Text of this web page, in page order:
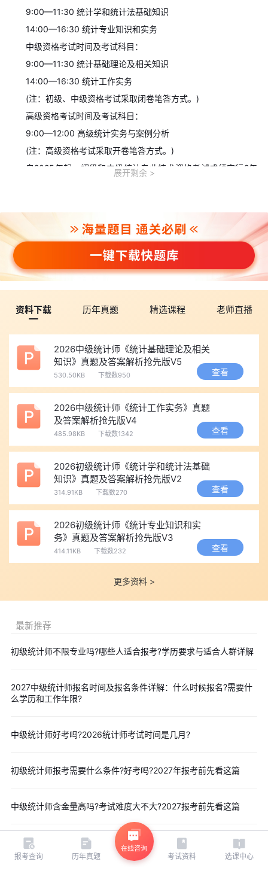
9:00—11:30 统计学和统计法基础知识
14:00—16:30 统计专业知识和实务
中级资格考试时间及考试科目：
9:00—11:30 统计基础理论及相关知识
14:00—16:30 统计工作实务
(注：初级、中级资格考试采取闭卷笔答方式。)
高级资格考试时间及考试科目：
9:00—12:00 高级统计实务与案例分析
(注：高级资格考试采取开卷笔答方式。)
自2025年起，初级和中级统计专业技术资格考试成绩实行2年
试人员通过高级统计专业技术资格考试，可取得考试合格证明。
三、考试大纲
2026年度统计专业技术初级、中级和高级资格考试大纲继续使
用2021年度的考试大纲。各级别考试大纲均已公布在国家统计局门
(www.stats.gov.cn/fw/tjzyjszgks/fxbk/)。
四、报名办法
(一)2026年度统计专业技术资格考试网上注册、报名和缴费均
在中国人事考试网(www.cpta.com.cn)进行。网上报名时间为4月
10日9：00至20日17：00，网上缴费时间为4月10日9：00至23
日17：00。未在规定时间内缴费的报考人员，视为自动放弃考试。
该考试统一实行网上缴费，考试机构不受理现场缴费。缴费前，请
认真核对报考信息。缴费成功，系统将不予退费。缴费完成之后，
报考人员即完成所有报名手续。
1.本次考试报名证明事项实行告知承诺制，告知承诺制相关政
策详见中国人事考试网(www.cpta.com.cn)“资格考试报名证明事
项告知承诺制”专栏。
2.具体考试报名操作流程，请登录中国人事考试网
(www.cpta.com.cn/applyGuide/754.html)了解详情。
3.如何申请学历学位在线验证/认证报告，请登录中国人事考试
(三)网上在线核查
1.在专业技术人员资格考试报名中不适用告知承诺制办理相关
2.未选择告知承诺制方式办理相关事项的;
86677022。网上技术咨询电话：0851-12333(转01<省本级>-转
0<人工服务>)。
(五)报名缴费成功后的考生请在6月22日至26日期间登录中国
展开剩余
资料下载 历年真题 精选课程 老师直播
2026中级统计师《统计基础理论及相关
知识》真题及答案解析抢先版V5
530.50KB 下载数950 查看
2026中级统计师《统计工作实务》真题
及答案解析抢先版V4
485.98KB 下载数1342 查看
2026初级统计师《统计学和统计法基础
知识》真题及答案解析抢先版V2
314.91KB 下载数270 查看
2026初级统计师《统计专业知识和实
务》真题及答案解析抢先版V3
414.11KB 下载数232 查看
更多资料 >
最新推荐
初级统计师不限专业吗?哪些人适合报考?学历要求与适合人群详解
2027中级统计师报名时间及报名条件详解：什么时候报名?需要什
么学历和工作年限?
中级统计师好考吗?2026统计师考试时间是几月?
初级统计师报考需要什么条件?好考吗?2027年报考前先看这篇
中级统计师含金量高吗?考试难度大不大?2027报考前先看这篇
相关推荐
报考查询 历年真题
在线咨询
考试资料 选课中心